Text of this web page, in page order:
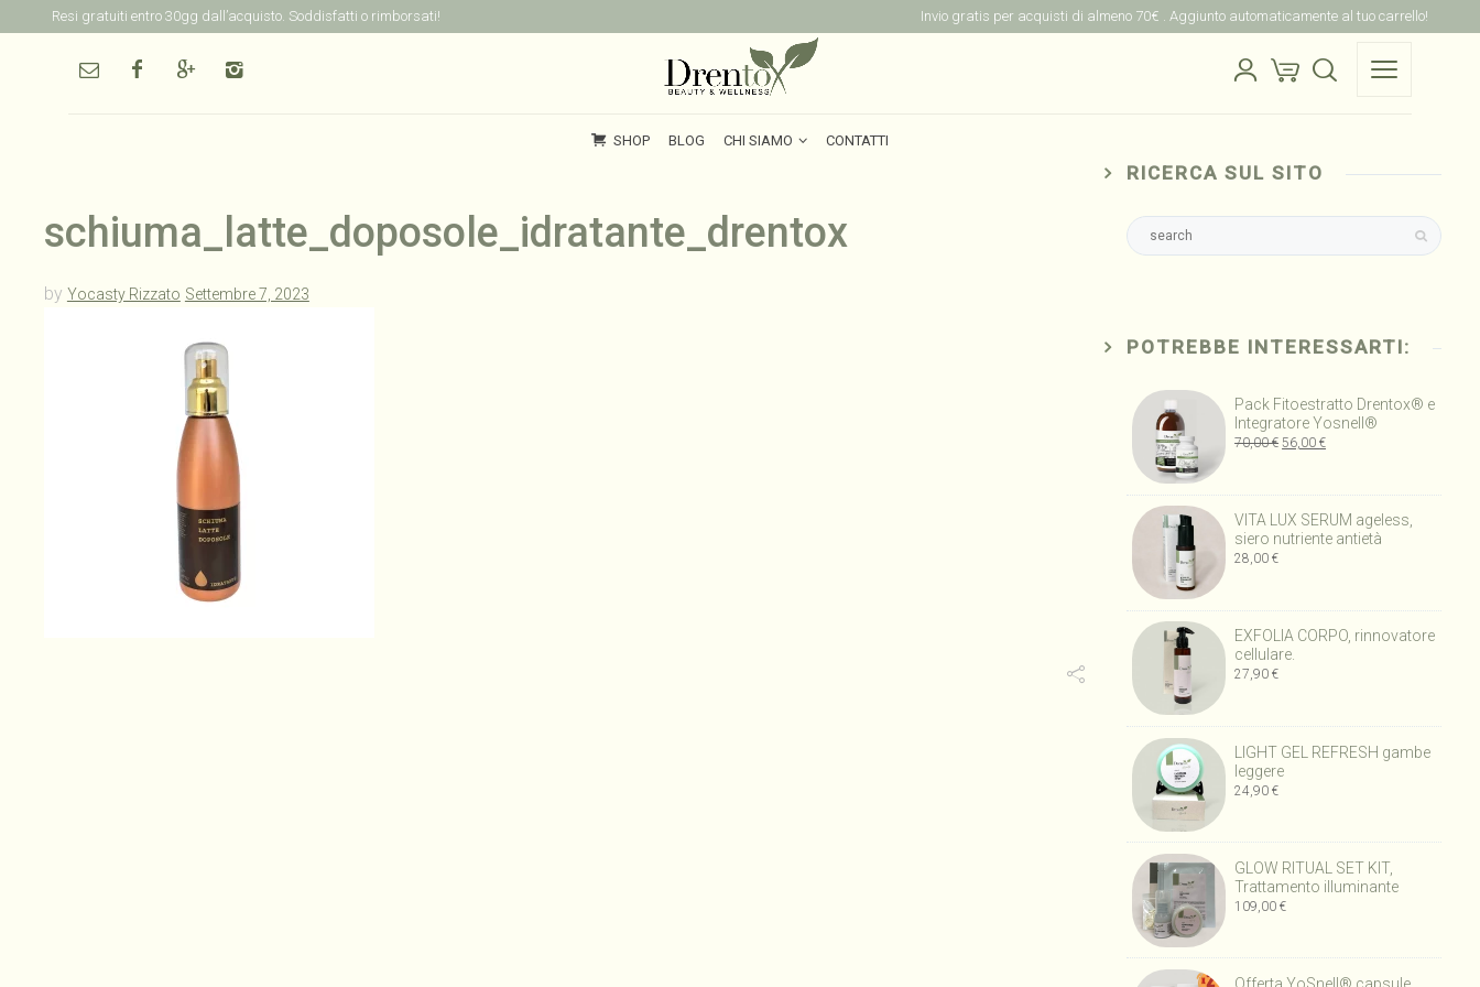
Resi gratuiti entro 30gg dall’acquisto. Soddisfatti o rimborsati! Invio gratis per acquisti di almeno 70€ . Aggiunto automaticamente al tuo carrello!
SHOP BLOG CHI SIAMO CONTATTI
SHOP BLOG CHI SIAMO CONTATTI
schiuma_latte_doposole_idratante_drentox
by Yocasty Rizzato Settembre 7, 2023
RICERCA SUL SITO
POTREBBE INTERESSARTI:
Pack Fitoestratto Drentox® e
Integratore Yosnell®
70,00€ Il
70,00 €.
56,00€Il
56,00 €.
VITA LUX SERUM ageless,
siero nutriente antietà
28,00€
EXFOLIA CORPO, rinnovatore
cellulare.
27,90€
LIGHT GEL REFRESH gambe
leggere
24,90€
GLOW RITUAL SET KIT,
Trattamento illuminante
109,00€